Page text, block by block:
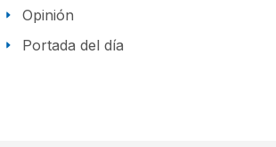
Opinión
Portada del día